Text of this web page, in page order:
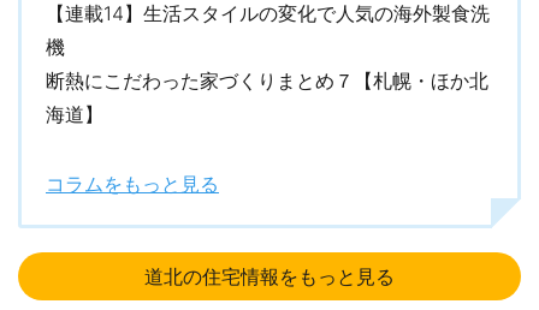
について学ぶことができ、ご家族そろって楽しめる施設です。 ※詳
しくは下記の「開催中のイベント」一覧でチェックしてみてくだ
さい。
※展示場の詳細・見学予約は下記の「公開中のモデルハウス」一覧
【連載14】生活スタイルの変化で人気の海外製食洗
機
断熱にこだわった家づくりまとめ７【札幌・ほか北
海道】
コラムをもっと見る
道北の住宅情報をもっと見る